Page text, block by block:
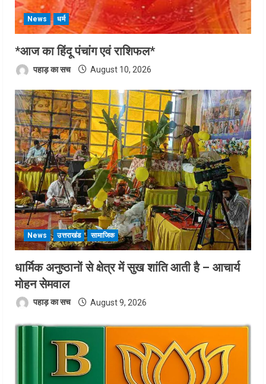
News धर्म
*आज का हिंदू पंचांग एवं राशिफल*
पहाड़ का सच August 10, 2026
News उत्तराखंड सामाजिक
धार्मिक अनुष्ठानों से क्षेत्र में सुख शांति आती है – आचार्य
मोहन सेमवाल
पहाड़ का सच August 9, 2026